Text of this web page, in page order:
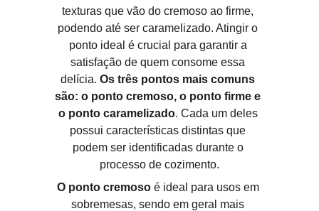
texturas que vão do cremoso ao firme,
podendo até ser caramelizado. Atingir o
ponto ideal é crucial para garantir a
satisfação de quem consome essa
delícia. Os três pontos mais comuns
são: o ponto cremoso, o ponto firme e
o ponto caramelizado. Cada um deles
possui características distintas que
podem ser identificadas durante o
processo de cozimento.
O ponto cremoso é ideal para usos em
sobremesas, sendo em geral mais